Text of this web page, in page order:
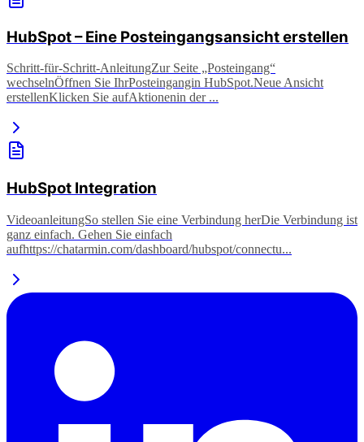
HubSpot – Eine Posteingangsansicht erstellen
Schritt-für-Schritt-AnleitungZur Seite „Posteingang“
wechselnÖffnen Sie IhrPosteingangin HubSpot.​Neue Ansicht
erstellenKlicken Sie aufAktionenin der ...
HubSpot Integration
VideoanleitungSo stellen Sie eine Verbindung herDie Verbindung ist
ganz einfach. Gehen Sie einfach
aufhttps://chatarmin.com/dashboard/hubspot/connectu...